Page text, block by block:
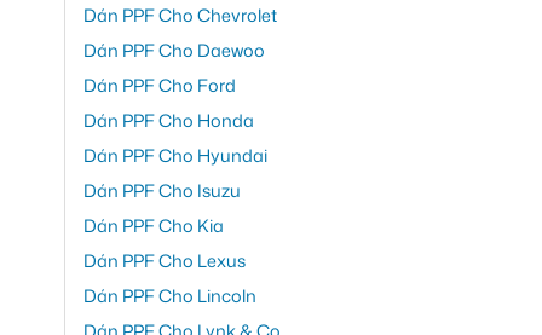
Dán PPF Cho Chevrolet
Dán PPF Cho Daewoo
Dán PPF Cho Ford
Dán PPF Cho Honda
Dán PPF Cho Hyundai
Dán PPF Cho Isuzu
Dán PPF Cho Kia
Dán PPF Cho Lexus
Dán PPF Cho Lincoln